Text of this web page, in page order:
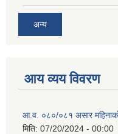
अन्य
आय व्यय विवरण
आ.व. ०८०/०८१ असार
मिति: 07/20/2024 - 00:00